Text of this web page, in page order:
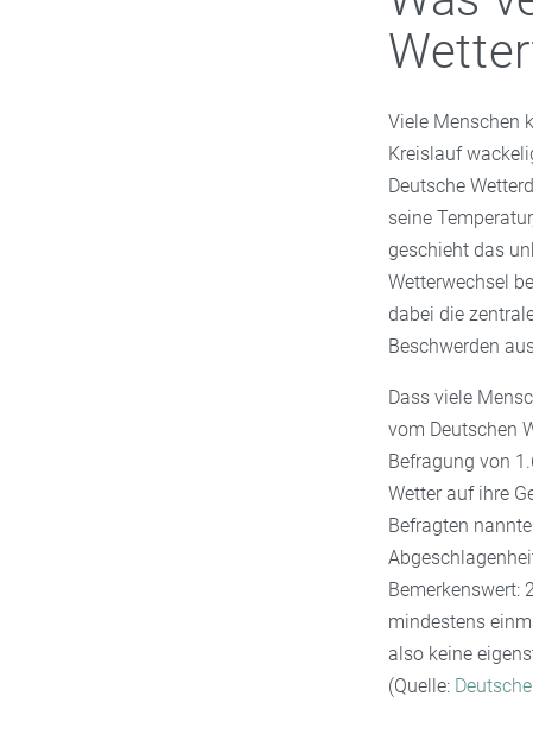
Viele Menschen
Kreislauf
Deutsche
seine
geschieht das
Wetterwechsel
dabei die
Beschwerden
Dass viele
vom Deutschen
Befragung von
Wetter auf ihre
Befragten
Bemerkenswert:
mindestens
also keine
(Quelle: